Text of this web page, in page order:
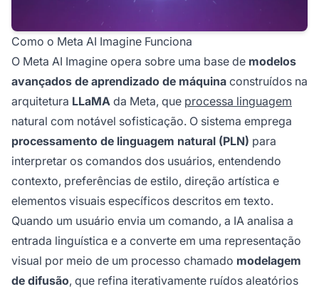
Como o Meta AI Imagine Funciona
O Meta AI Imagine opera sobre uma base de modelos
avançados de aprendizado de máquina construídos na
arquitetura LLaMA da Meta, que processa linguagem
natural com notável sofisticação. O sistema emprega
processamento de linguagem natural (PLN) para
interpretar os comandos dos usuários, entendendo
contexto, preferências de estilo, direção artística e
elementos visuais específicos descritos em texto.
Quando um usuário envia um comando, a IA analisa a
entrada linguística e a converte em uma representação
visual por meio de um processo chamado modelagem
de difusão, que refina iterativamente ruídos aleatórios